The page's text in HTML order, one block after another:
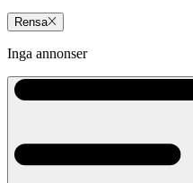
Rensa
Inga annonser